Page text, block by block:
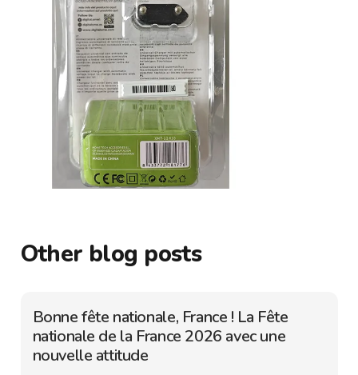
Other blog posts
Bonne fête nationale, France ! La Fête
nationale de la France 2026 avec une
nouvelle attitude